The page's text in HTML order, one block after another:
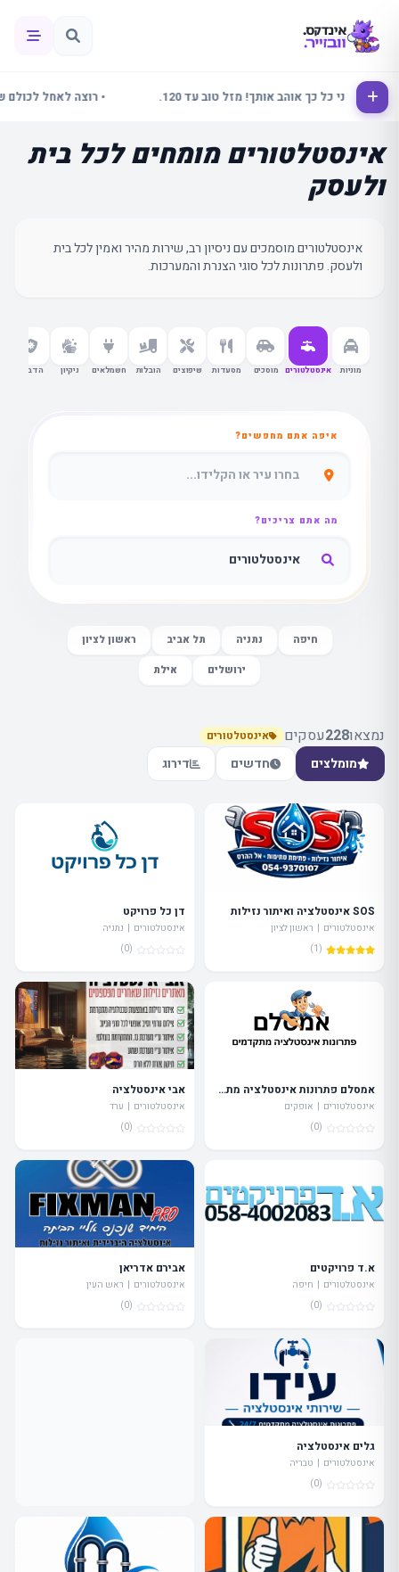
אני כל כך אוהב אותך! מזל טוב עד 120. • רוצה לאחל לכולם
אינסטלטורים מומחים לכל בית
ולעסק
אינסטלטורים מוסמכים עם ניסיון רב, שירות מהיר ואמין לכל בית
ולעסק. פתרונות לכל סוגי הצנרת והמערכות.
מוניות אינסטלטורים מוסכים מסעדות שיפוצים הובלות חשמלאים ניקיון הדברה
איפה אתם מחפשים?
מה אתם צריכים?
חיפה נתניה תל אביב
ראשון לציון
ירושלים
אילת
נמצאו228עסקים אינסטלטורים
מומלצים חדשים דירוג
SOS אינסטלציה ואיתור נזילות
אינסטלטורים | ראשון לציון
(1)
דן כל פרויקט
אינסטלטורים | נתניה
(0)
אמסלם פתרונות אינסטלציה מתקדמים
אינסטלטורים | אופקים
(0)
אבי אינסטלציה
אינסטלטורים | ערד
(0)
א.ד פרויקטים
אינסטלטורים | חיפה
(0)
אבירם אדריאן
אינסטלטורים | ראש העין
(0)
גלים אינסטלציה
אינסטלטורים | טבריה
(0)